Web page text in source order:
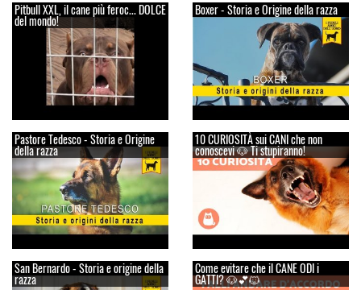
Pitbull XXL, il cane più feroc... DOLCE
del mondo!
Boxer - Storia e Origine della razza
Pastore Tedesco - Storia e Origine
della razza
10 CURIOSITÀ sui CANI che non
conoscevi 🐶 Ti stupiranno!
San Bernardo - Storia e origine della
razza
Come evitare che il CANE ODI i
GATTI? 🐶💕🐱